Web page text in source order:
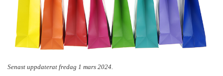
Senast uppdaterat fredag 1 mars 2024.